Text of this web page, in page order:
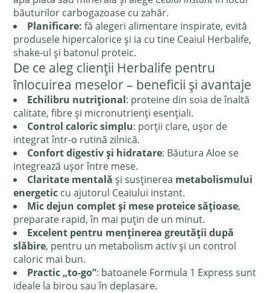
băuturilor carbogazoase cu zahăr.
Planificare: fă alegeri alimentare inspirate, evită
produsele hipercalorice și ia cu tine Ceaiul Herbalife,
shake-ul și batonul proteic.
De ce aleg clienții Herbalife pentru
înlocuirea meselor – beneficii și avantaje
Echilibru nutrițional: proteine din soia de înaltă
calitate, fibre și micronutrienți esențiali.
Control caloric simplu: porții clare, ușor de
integrat într-o rutină zilnică.
Confort digestiv și hidratare: Băutura Aloe se
integrează ușor între mese.
Claritate mentală și susținerea metabolismului
energetic cu ajutorul Ceaiului instant.
Mic dejun complet și mese proteice sățioase,
preparate rapid, în mai puțin de un minut.
Excelent pentru menținerea greutății după
slăbire, pentru un metabolism activ și un control
caloric mai bun.
Practic „to-go”: batoanele Formula 1 Express sunt
ideale la birou sau în deplasare.